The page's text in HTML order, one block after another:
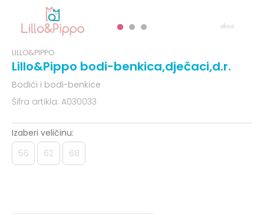
LILLO&PIPPO
Lillo&Pippo bodi-benkica,dječaci,d.r.
Bodići i bodi-benkice
Šifra artikla: A030033
Izaberi veličinu:
56 62 68